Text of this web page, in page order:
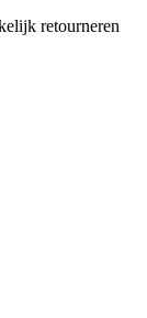
retourneren